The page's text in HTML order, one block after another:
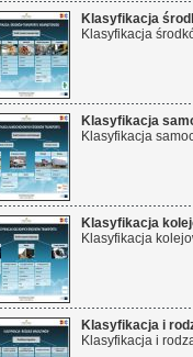
Klasyfikacja
Klasyfikacja
Klasyfikacja
Klasyfikacja
Klasyfikacja
Klasyfikacja
Klasyfikacja i
Klasyfikacja i